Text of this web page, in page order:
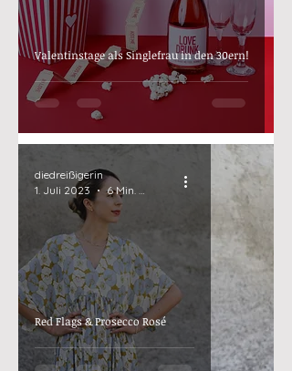
Valentinstage als Singlefrau in den 30ern!
Red Flags & Prosecco Rosé
diedreißigerin
1. Juli 2023
6 Min. Lesezeit